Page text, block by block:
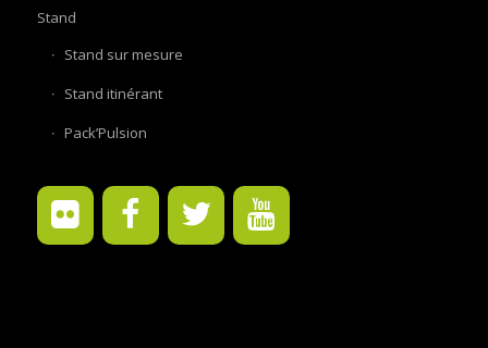
Stand
Stand sur mesure
Stand itinérant
Pack’Pulsion